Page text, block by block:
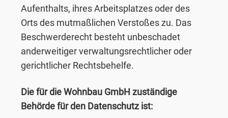
Aufenthalts, ihres Arbeitsplatzes oder des
Orts des mutmaßlichen Verstoßes zu. Das
Beschwerderecht besteht unbeschadet
anderweitiger verwaltungsrechtlicher oder
gerichtlicher Rechtsbehelfe.
Die für die Wohnbau GmbH zuständige
Behörde für den Datenschutz ist: